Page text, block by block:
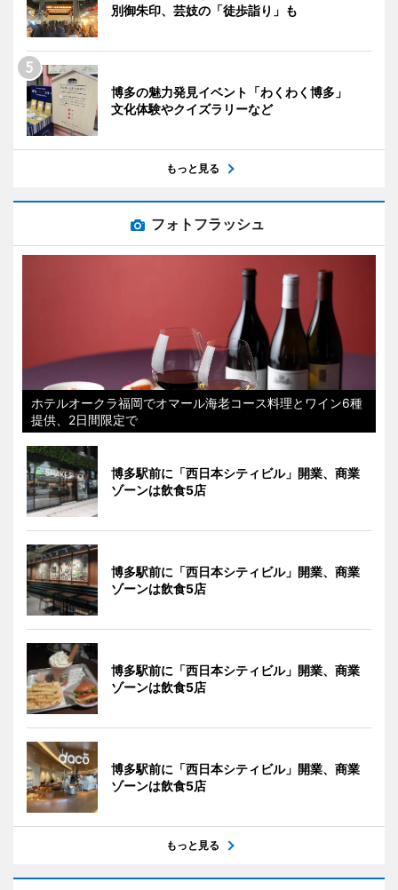
別御朱印、芸妓の「徒歩詣り」も
博多の魅力発見イベント「わくわく博多」
文化体験やクイズラリーなど
もっと見る
フォトフラッシュ
ホテルオークラ福岡でオマール海老コース料理とワイン6種
提供、2日間限定で
博多駅前に「西日本シティビル」開業、商業
ゾーンは飲食5店
博多駅前に「西日本シティビル」開業、商業
ゾーンは飲食5店
博多駅前に「西日本シティビル」開業、商業
ゾーンは飲食5店
博多駅前に「西日本シティビル」開業、商業
ゾーンは飲食5店
もっと見る